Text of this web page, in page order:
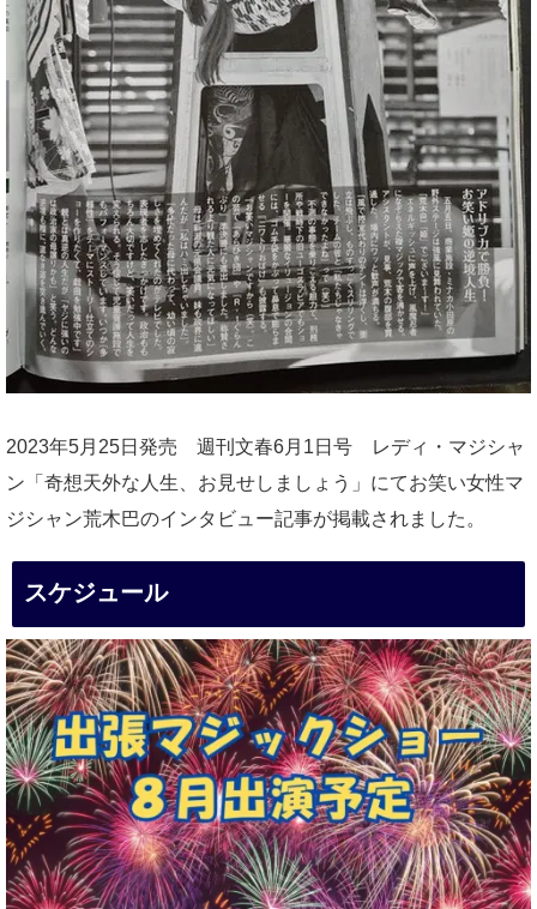
2023年5月25日発売 週刊文春6月1日号 レディ・マジシャ
ン「奇想天外な人生、お見せしましょう」にてお笑い女性マ
ジシャン荒木巴のインタビュー記事が掲載されました。
スケジュール